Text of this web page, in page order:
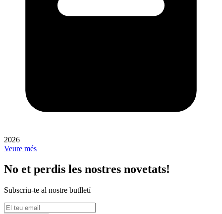
2026
Veure més
No et perdis les nostres novetats!
Subscriu-te al nostre butlletí